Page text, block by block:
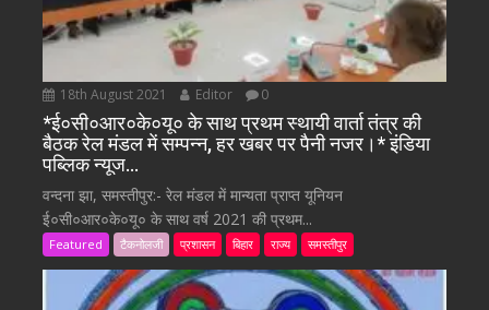
18th August 2021 Editor 0
*ई०सी०आर०के०यू० के साथ प्रथम स्थायी वार्ता तंत्र की
बैठक रेल मंडल में सम्पन्न, हर खबर पर पैनी नजर।* इंडिया
पब्लिक न्यूज…
वन्दना झा, समस्तीपुर:- रेल मंडल में मान्यता प्राप्त यूनियन
ई०सी०आर०के०यू० के साथ वर्ष 2021 की प्रथम...
Featured टैकनोलजी प्रशासन बिहार राज्य समस्तीपुर